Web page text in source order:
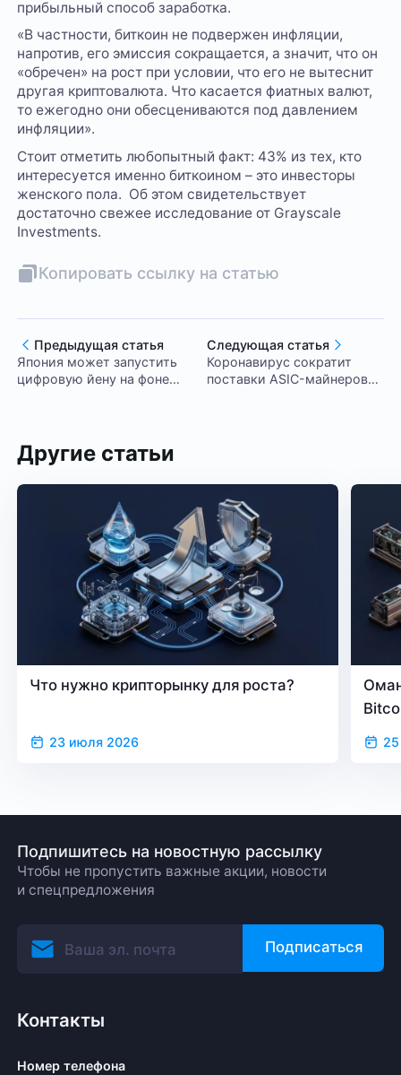
прибыльный способ заработка.
«В частности, биткоин не подвержен инфляции,
напротив, его эмиссия сокращается, а значит, что он
«обречен» на рост при условии, что его не вытеснит
другая криптовалюта. Что касается фиатных валют,
то ежегодно они обесцениваются под давлением
инфляции».
Стоит отметить любопытный факт: 43% из тех, кто
интересуется именно биткоином – это инвесторы
женского пола. Об этом свидетельствует
достаточно свежее исследование от Grayscale
Investments.
Копировать ссылку на статью
Предыдущая статья
Япония может запустить
цифровую йену на фоне
Следующая статья
Коронавирус сократит
поставки ASIC-майнеров
Другие статьи
Что нужно крипторынку для роста?
23 июля 2026
Подпишитесь на новостную рассылку
Чтобы не пропустить важные акции, новости
и спецпредложения
Подписаться
Контакты
Номер телефона